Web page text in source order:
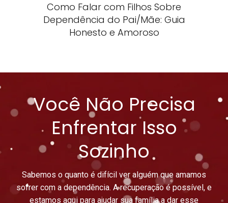
Como Falar com Filhos Sobre
Dependência do Pai/Mãe: Guia
Honesto e Amoroso
Você Não Precisa
Enfrentar Isso
Sozinho
Sabemos o quanto é difícil ver alguém que amamos
sofrer com a dependência. A recuperação é possível, e
estamos aqui para ajudar sua família a dar esse